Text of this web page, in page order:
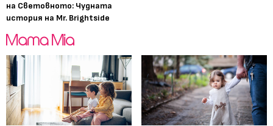
на Световното: Чудната
история на Mr. Brightside